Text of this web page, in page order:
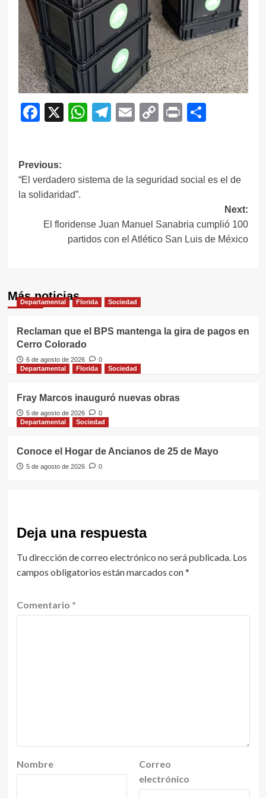
Facebook
X WhatsApp
Telegram
EmailCopy
Print
Navegación
de
Previous:
“El verdadero sistema de la seguridad social es el de
la solidaridad”.
Next:
El floridense Juan Manuel Sanabria cumplió 100
partidos con el Atlético San Luis de México
Más noticias
Departamental Florida Sociedad
Reclaman que el BPS mantenga la gira de pagos en
Cerro Colorado
6 de agosto de 2026
0
Departamental
Florida Sociedad
Fray Marcos inauguró nuevas obras
5 de agosto de 2026
0
Departamental
Sociedad
Conoce el Hogar de Ancianos de 25 de Mayo
5 de agosto de 2026 0
Deja una respuesta
Tu dirección de correo electrónico no será publicada. Los
campos obligatorios están marcados con*
Comentario *
Nombre
Correo
electrónico